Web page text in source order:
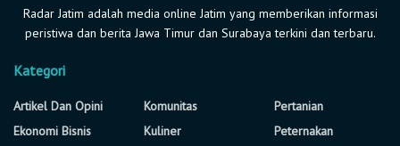
Radar Jatim adalah media online Jatim yang memberikan informasi
peristiwa dan berita Jawa Timur dan Surabaya terkini dan terbaru.
Kategori
Artikel Dan Opini
Ekonomi Bisnis
Komunitas
Kuliner
Pertanian
Peternakan